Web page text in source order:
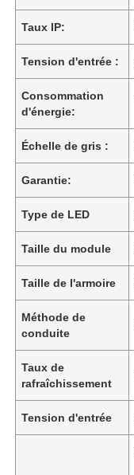
Accueil
Produits
Taux IP:
Tension d'entrée :
Consommation
d'énergie:
Échelle de gris :
Garantie:
Type de LED
Taille du module
Taille de l'armoire
Méthode de
conduite
Taux de
rafraîchissement
Tension d'entrée